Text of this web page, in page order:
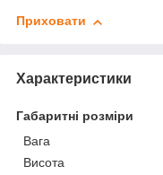
Приховати
Характеристики
Габаритні розміри
Вага
Висота